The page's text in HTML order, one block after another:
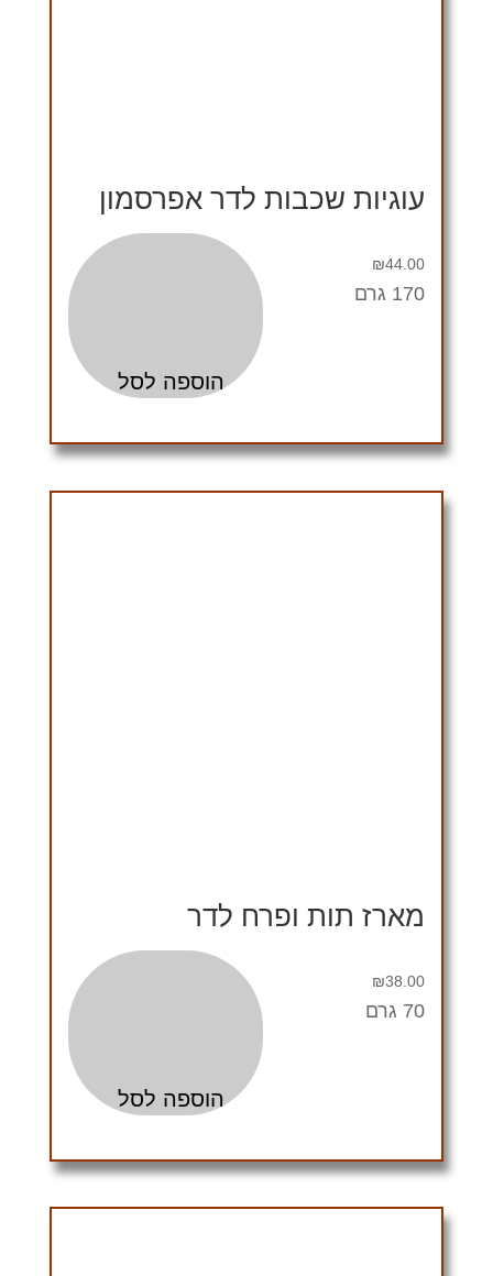
עוגיות שכבות לדר אפרסמון
₪44.00
הוספה לסל
170 גרם
מארז תות ופרח לדר
₪38.00
הוספה לסל
70 גרם